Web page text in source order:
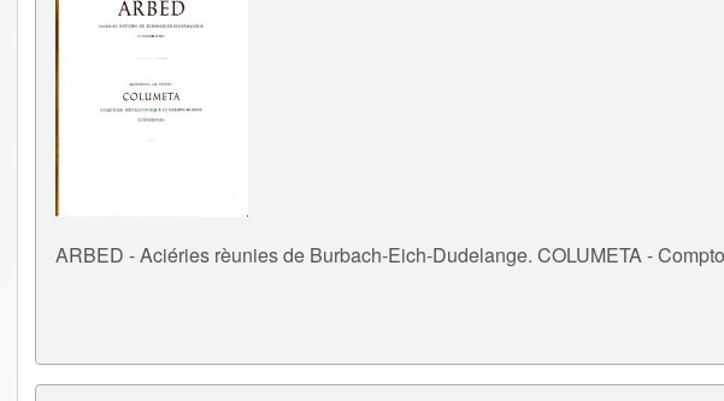
ARBED - Aciéries rèunies de Burbach-Eich-Dudelange. COLUMETA -